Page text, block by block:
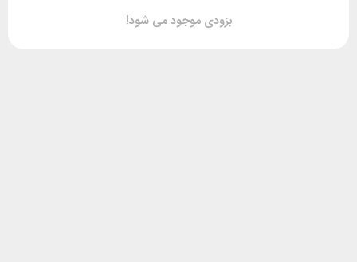
بزودی موجود می شود!